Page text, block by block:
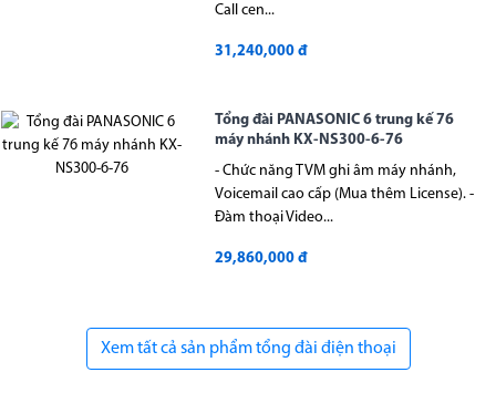
Call cen...
31,240,000 đ
Tổng đài PANASONIC 6 trung kế 76
máy nhánh KX-NS300-6-76
- Chức năng TVM ghi âm máy nhánh,
Voicemail cao cấp (Mua thêm License). -
Đàm thoại Video...
29,860,000 đ
Xem tất cả sản phẩm tổng đài điện thoại